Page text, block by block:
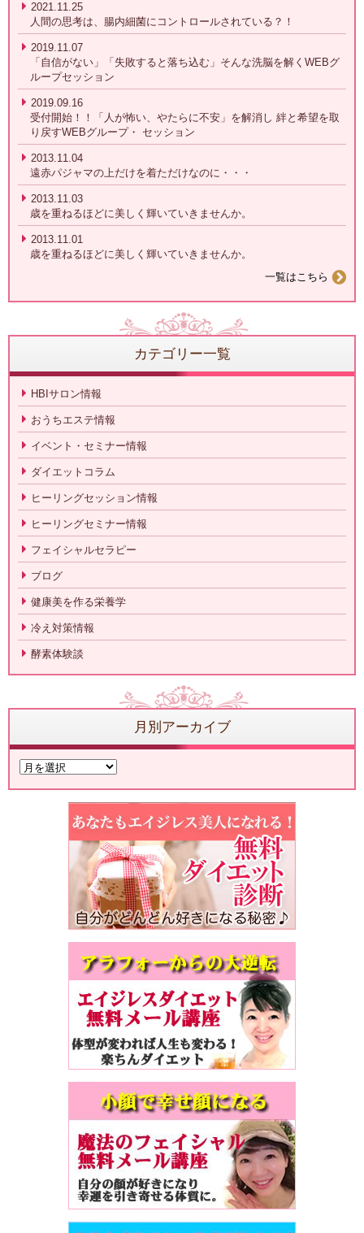
2021.11.25
人間の思考は、腸内細菌にコントロールされている？！
2019.11.07
「自信がない」「失敗すると落ち込む」そんな洗脳を解くWEBグ
ループセッション
2019.09.16
受付開始！！「人が怖い、やたらに不安」を解消し 絆と希望を取
り戻すWEBグループ・ セッション
2013.11.04
遠赤パジャマの上だけを着ただけなのに・・・
2013.11.03
歳を重ねるほどに美しく輝いていきませんか。
2013.11.01
歳を重ねるほどに美しく輝いていきませんか。
一覧はこちら
カテゴリー一覧
HBIサロン情報
おうちエステ情報
イベント・セミナー情報
ダイエットコラム
ヒーリングセッション情報
ヒーリングセミナー情報
フェイシャルセラピー
ブログ
健康美を作る栄養学
冷え対策情報
酵素体験談
月別アーカイブ
月
別
ア